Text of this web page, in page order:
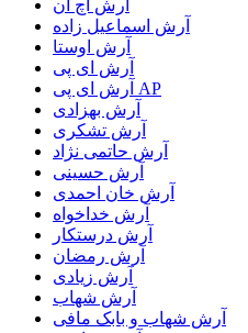
آرش اچ ان
آرش اسماعیل زاده
آرش اوستا
آرش ای پی
آرش ای پی AP
آرش بهزادی
آرش تشکری
آرش حاتمی نژاد
آرش حسینی
آرش خان احمدی
آرش خداخواه
آرش درستکار
آرش رمضان
آرش زیادی
آرش شهاب
آرش شهاب و بابک مافی